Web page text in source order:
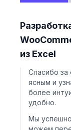
из Excel
Спасибо за
ясным и
более
удобно.
Мы